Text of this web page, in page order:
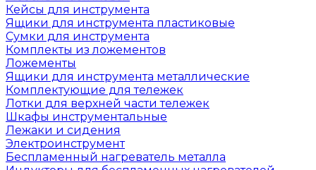
Кейсы для инструмента
Ящики для инструмента пластиковые
Сумки для инструмента
Комплекты из ложементов
Ложементы
Ящики для инструмента металлические
Комплектующие для тележек
Лотки для верхней части тележек
Шкафы инструментальные
Лежаки и сидения
Электроинструмент
Беспламенный нагреватель металла